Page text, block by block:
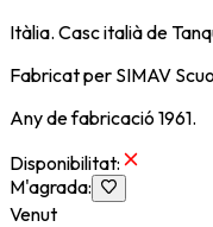
Itàlia. Casc italià de
Fabricat per SIMAV
Any de fabricació 1961.
Disponibilitat:
M'agrada:
Venut